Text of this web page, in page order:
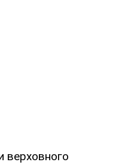
верховного